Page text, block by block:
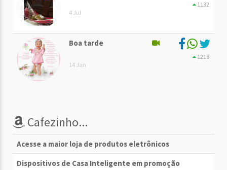
4 Jul
1132
Boa tarde
14 Jan
1218
Cafezinho...
Acesse a maior loja de produtos eletrônicos
Dispositivos de Casa Inteligente em promoção